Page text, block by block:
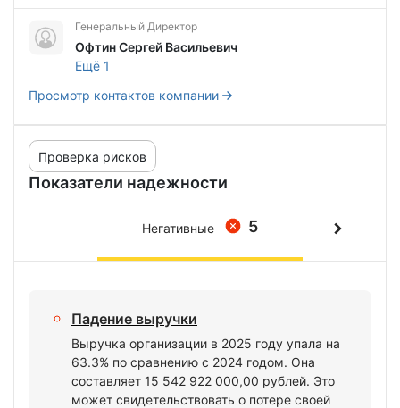
Генеральный Директор
Офтин Сергей Васильевич
Ещё 1
Просмотр контактов компании
Показатели надежности
Проверка рисков
5
Негативные
Падение выручки
Выручка организации в 2025 году упала на
63.3% по сравнению с 2024 годом. Она
составляет 15 542 922 000,00 рублей. Это
может свидетельствовать о потере своей